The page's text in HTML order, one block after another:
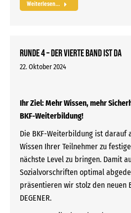
Weiterlesen...
RUNDE 4 – der vierte Band ist da
22. Oktober 2024
Ihr Ziel: Mehr Wissen, mehr
BKF-Weiterbildung!
Die BKF-Weiterbildung ist darauf
Wissen Ihrer Teilnehmer zu
nächste Level zu bringen. Damit
Sozialvorschriften optimal
präsentieren wir stolz den neuen
DEGENER.